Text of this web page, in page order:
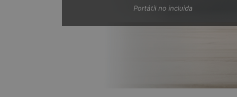
Portátil no incluida